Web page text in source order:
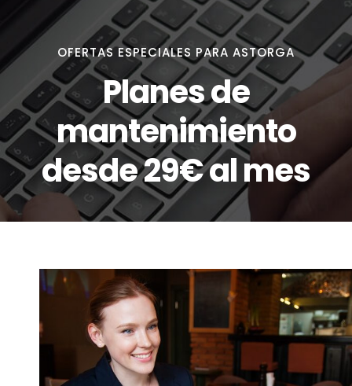
OFERTAS ESPECIALES PARA ASTORGA
Planes de
mantenimiento
desde 29€ al mes